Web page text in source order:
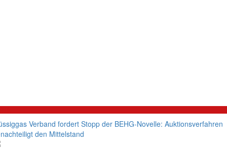
Verband fordert Stopp der BEHG-Novelle: Auktionsverfahren
den Mittelstand